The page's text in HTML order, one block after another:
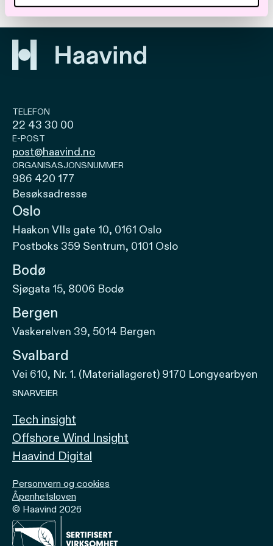
TELEFON
22 43 30 00
E-POST
post@haavind.no
ORGANISASJONSNUMMER
986 420 177
Besøksadresse
Oslo
Haakon VIIs gate 10, 0161 Oslo
Postboks 359 Sentrum, 0101 Oslo
Bodø
Sjøgata 15, 8006 Bodø
Bergen
Vaskerelven 39, 5014 Bergen
Svalbard
Vei 610, Nr. 1. (Materiallageret) 9170 Longyearbyen
SNARVEIER
Tech insight
Offshore Wind Insight
Haavind Digital
Personvern og cookies
Åpenhetsloven
© Haavind 2026